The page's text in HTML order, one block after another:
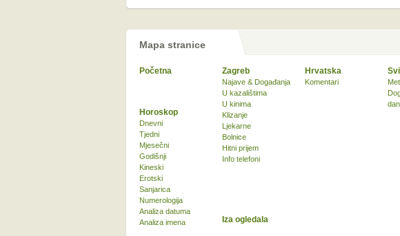
Mapa stranice
Početna Zagreb
Najave & Događanja
U kazalištima
U kinima
Klizanje
Ljekarne
Bolnice
Hitni prijem
Info telefoni
Hrvatska
Komentari
Horoskop
Dnevni
Tjedni
Mjesečni
Godišnji
Kineski
Erotski
Sanjarica
Numerologija
Analiza datuma
Analiza imena
Iza ogledala